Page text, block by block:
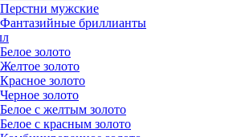
Перстни мужские
Фантазийные бриллианты
Белое золото
Желтое золото
Красное золото
Черное золото
Белое с желтым золото
Белое с красным золото